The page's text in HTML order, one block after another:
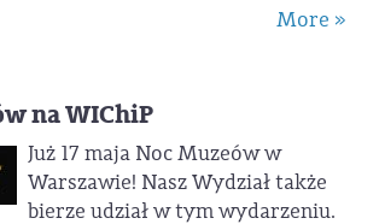
More »
na WIChiP
Już 17 maja Noc Muzeów w
Warszawie! Nasz Wydział także
bierze udział w tym wydarzeniu.